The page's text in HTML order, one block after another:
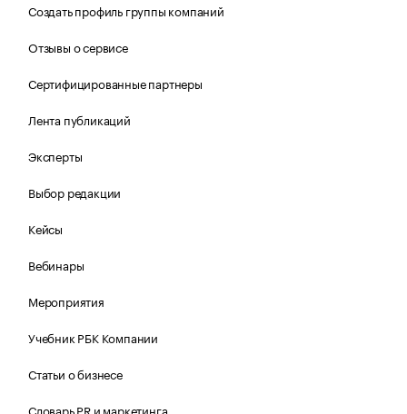
Создать профиль группы компаний
Отзывы о сервисе
Сертифицированные партнеры
Лента публикаций
Эксперты
Выбор редакции
Кейсы
Вебинары
Мероприятия
Учебник РБК Компании
Статьи о бизнесе
Словарь PR и маркетинга